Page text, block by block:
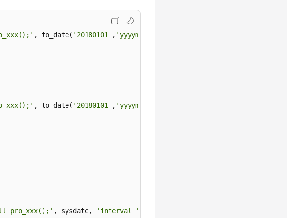
, to_date( '20180101' , 'yyyymmdd'
, to_date( '20180101' , 'yyyymmdd'
pro_xxx();' , sysdate, 'interval ''5 minute'''